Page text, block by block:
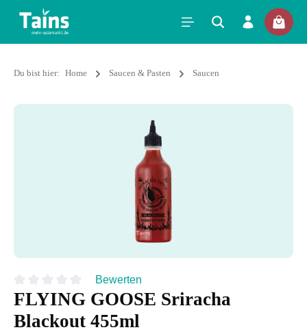
Du bist hier: Home Saucen & Pasten Saucen
Durchschnittliche Bewertung von 0 von 5 Sternen
Bewerten
FLYING GOOSE Sriracha
Blackout 455ml